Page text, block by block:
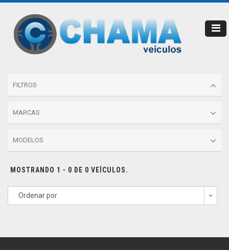
FILTROS
MARCAS
MODELOS
MOSTRANDO 1 - 0 DE 0 VEÍCULOS.
Ordenar por